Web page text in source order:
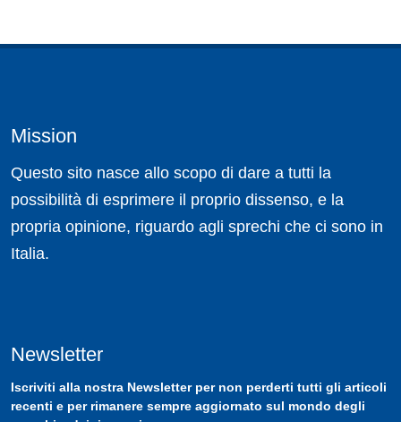
Mission
Questo sito nasce allo scopo di dare a tutti la
possibilità di esprimere il proprio dissenso, e la
propria opinione, riguardo agli sprechi che ci sono in
Italia.
Newsletter
Iscriviti alla nostra Newsletterper non perderti tutti gli articoli
recenti e per rimanere sempre aggiornato sul mondo degli